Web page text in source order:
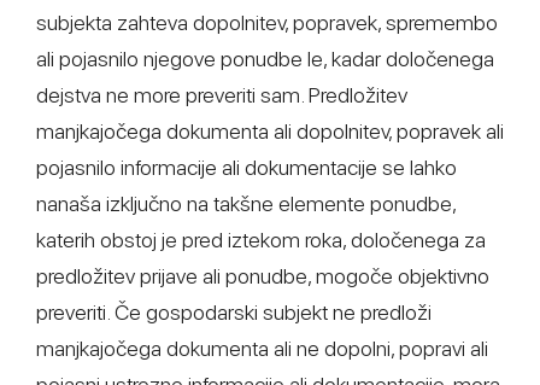
subjekta zahteva dopolnitev, popravek, spremembo
ali pojasnilo njegove ponudbe le, kadar določenega
dejstva ne more preveriti sam. Predložitev
manjkajočega dokumenta ali dopolnitev, popravek ali
pojasnilo informacije ali dokumentacije se lahko
nanaša izključno na takšne elemente ponudbe,
katerih obstoj je pred iztekom roka, določenega za
predložitev prijave ali ponudbe, mogoče objektivno
preveriti. Če gospodarski subjekt ne predloži
manjkajočega dokumenta ali ne dopolni, popravi ali